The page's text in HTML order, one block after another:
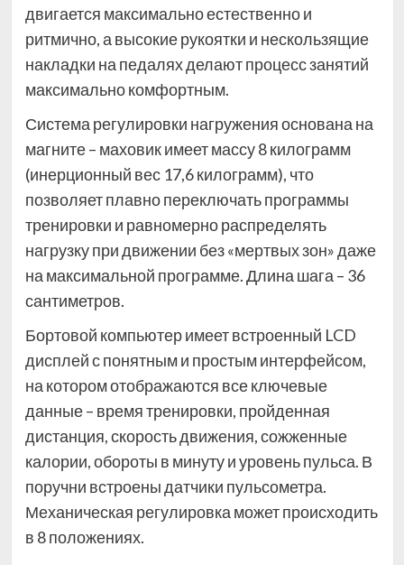
двигается максимально естественно и
ритмично, а высокие рукоятки и нескользящие
накладки на педалях делают процесс занятий
максимально комфортным.
Система регулировки нагружения основана на
магните – маховик имеет массу 8 килограмм
(инерционный вес 17,6 килограмм), что
позволяет плавно переключать программы
тренировки и равномерно распределять
нагрузку при движении без «мертвых зон» даже
на максимальной программе. Длина шага – 36
сантиметров.
Бортовой компьютер имеет встроенный LCD
дисплей с понятным и простым интерфейсом,
на котором отображаются все ключевые
данные – время тренировки, пройденная
дистанция, скорость движения, сожженные
калории, обороты в минуту и уровень пульса. В
поручни встроены датчики пульсометра.
Механическая регулировка может происходить
в 8 положениях.